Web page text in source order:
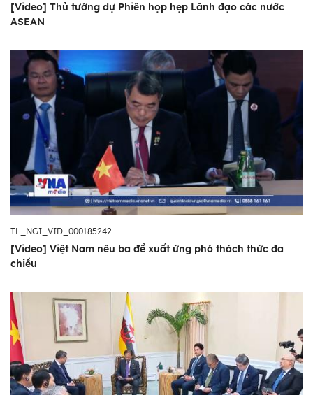
[Video] Thủ tướng dự Phiên họp hẹp Lãnh đạo các nước
ASEAN
TL_NGI_VID_000185242
[Video] Việt Nam nêu ba đề xuất ứng phó thách thức đa
chiều